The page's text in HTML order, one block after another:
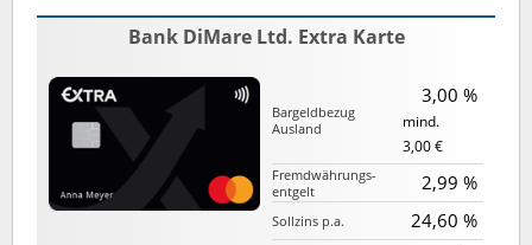
Bank DiMare Ltd. Extra Karte
Bargeld­bezug
Ausland
3,00 %
mind.
3,00 €
Fremd­währungs­
entgelt
2,99 %
Sollzins p.a. 24,60 %